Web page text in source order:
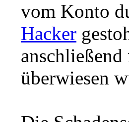
vom Konto
Hacker
überwiesen